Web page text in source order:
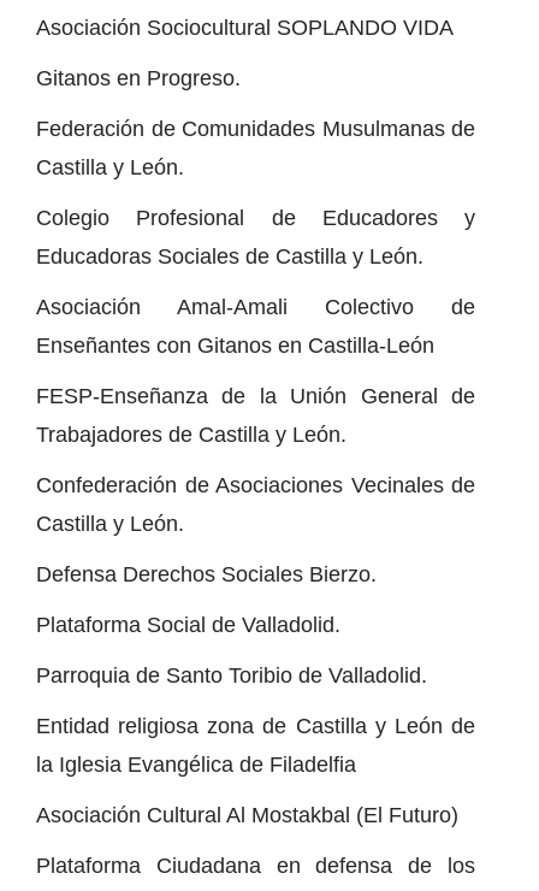
Asociación Sociocultural SOPLANDO VIDA
Gitanos en Progreso.
Federación de Comunidades Musulmanas de
Castilla y León.
Colegio Profesional de Educadores y
Educadoras Sociales de Castilla y León.
Asociación Amal-Amali Colectivo de
Enseñantes con Gitanos en Castilla-León
FESP-Enseñanza de la Unión General de
Trabajadores de Castilla y León.
Confederación de Asociaciones Vecinales de
Castilla y León.
Defensa Derechos Sociales Bierzo.
Plataforma Social de Valladolid.
Parroquia de Santo Toribio de Valladolid.
Entidad religiosa zona de Castilla y León de
la Iglesia Evangélica de Filadelfia
Asociación Cultural Al Mostakbal (El Futuro)
Plataforma Ciudadana en defensa de los